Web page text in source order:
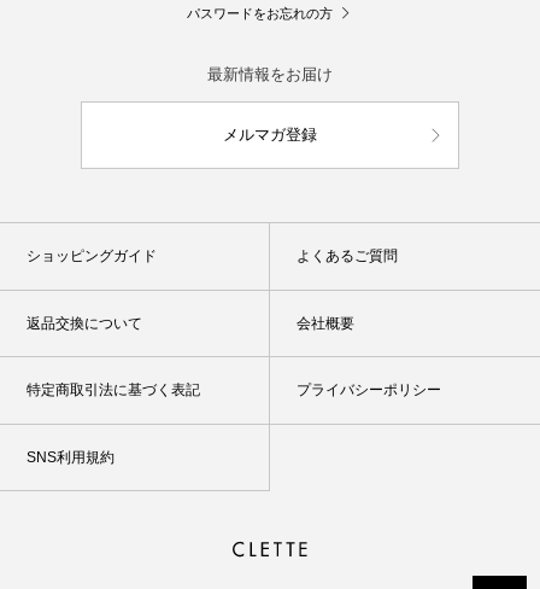
パスワードをお忘れの方
最新情報をお届け
メルマガ登録
ショッピングガイド よくあるご質問
返品交換について 会社概要
特定商取引法に基づく表記 プライバシーポリシー
SNS利用規約